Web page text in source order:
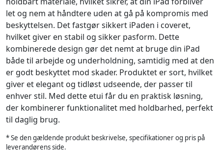
let og nem at håndtere uden at gå på kompromis med
beskyttelsen. Det fastgør sikkert iPaden i coveret,
hvilket giver en stabil og sikker pasform. Dette
kombinerede design gør det nemt at bruge din iPad
både til arbejde og underholdning, samtidig med at den
er godt beskyttet mod skader. Produktet er sort, hvilket
giver et elegant og tidløst udseende, der passer til
enhver stil. Med dette etui får du en praktisk løsning,
der kombinerer funktionalitet med holdbarhed, perfekt
til daglig brug.
* Se den gældende produkt beskrivelse, specifikationer og pris på
leverandørens side.